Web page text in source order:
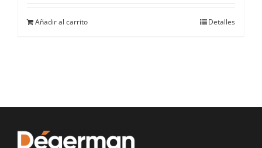
Añadir al carrito Detalles